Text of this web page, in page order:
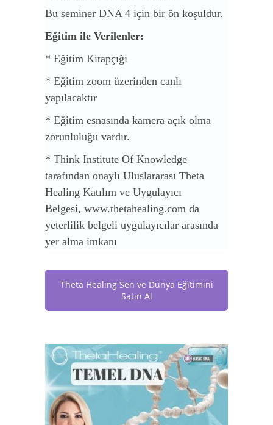
Bu seminer DNA 4 için bir ön koşuldur.
Eğitim ile Verilenler:
* Eğitim Kitapçığı
* Eğitim zoom üzerinden canlı
yapılacaktır
* Eğitim esnasında kamera açık olma
zorunluluğu vardır.
* Think Institute Of Knowledge
tarafından onaylı Uluslararası Theta
Healing Katılım ve Uygulayıcı
Belgesi, www.thetahealing.com da
yeterlilik belgeli uygulayıcılar arasında
yer alma imkanı
Theta Healing Sen ve Dünya Eğitimini
Satın Al